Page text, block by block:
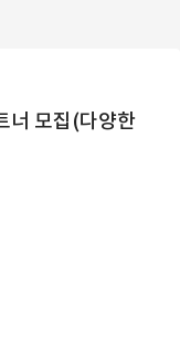
너 모집(다양한